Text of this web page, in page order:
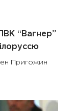
“Вагнер”
Пригожин